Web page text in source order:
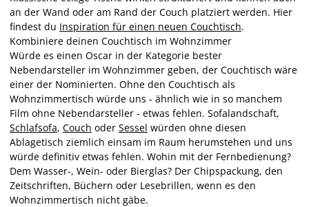
an der Wand oder am Rand der Couch platziert werden. Hier
findest du Inspiration für einen neuen Couchtisch.
Kombiniere deinen Couchtisch im Wohnzimmer
Würde es einen Oscar in der Kategorie bester
Nebendarsteller im Wohnzimmer geben, der Couchtisch wäre
einer der Nominierten. Ohne den Couchtisch als
Wohnzimmertisch würde uns - ähnlich wie in so manchem
Film ohne Nebendarsteller - etwas fehlen. Sofalandschaft,
Schlafsofa, Couch oder Sessel würden ohne diesen
Ablagetisch ziemlich einsam im Raum herumstehen und uns
würde definitiv etwas fehlen. Wohin mit der Fernbedienung?
Dem Wasser-, Wein- oder Bierglas? Der Chipspackung, den
Zeitschriften, Büchern oder Lesebrillen, wenn es den
Wohnzimmertisch nicht gäbe.